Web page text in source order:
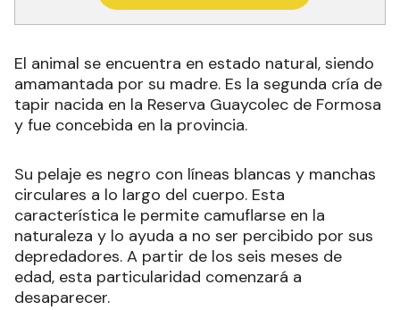
El animal se encuentra en estado natural, siendo
amamantada por su madre. Es la segunda cría de
tapir nacida en la Reserva Guaycolec de Formosa
y fue concebida en la provincia.
Su pelaje es negro con líneas blancas y manchas
circulares a lo largo del cuerpo. Esta
característica le permite camuflarse en la
naturaleza y lo ayuda a no ser percibido por sus
depredadores. A partir de los seis meses de
edad, esta particularidad comenzará a
desaparecer.